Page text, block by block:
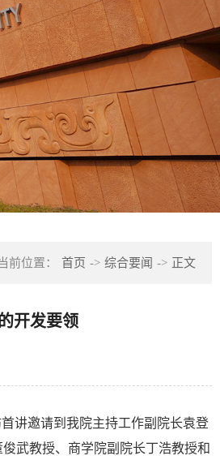
前位置： 首页 -> 综合要闻 -> 正文
开发要领
讲邀请到我院主持工作副院长袁登
武教授、商学院副院长丁浩教授和